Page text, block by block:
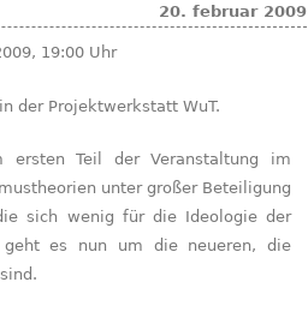
20. februar 2009
19:00 Uhr
der Projektwerkstatt WuT.
unter großer Beteiligung
sich wenig für die Ideologie der
geht es nun um die neueren, die